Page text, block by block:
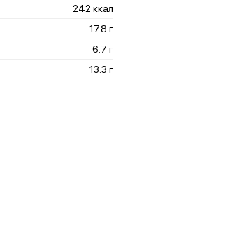
242 ккал
17.8 г
6.7 г
13.3 г